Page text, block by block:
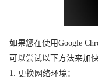
如果您在使用Google
可以尝试以下方法来加
1. 更换网络环境：